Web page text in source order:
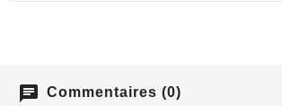
chat Commentaires (0)